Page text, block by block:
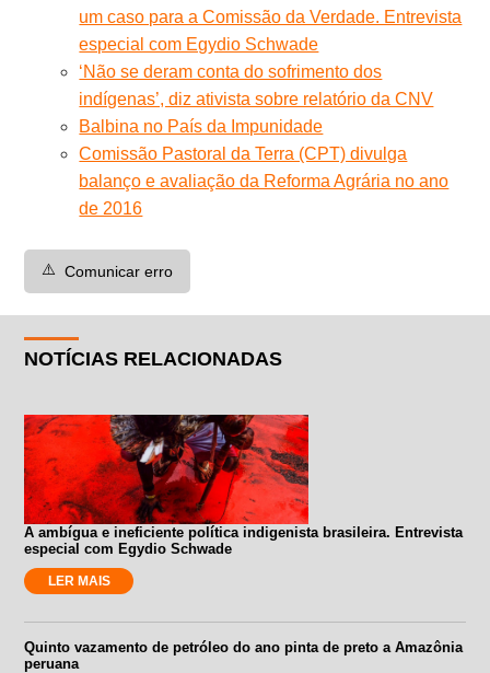
um caso para a Comissão da Verdade. Entrevista
especial com Egydio Schwade
‘Não se deram conta do sofrimento dos
indígenas’, diz ativista sobre relatório da CNV
Balbina no País da Impunidade
Comissão Pastoral da Terra (CPT) divulga
balanço e avaliação da Reforma Agrária no ano
de 2016
⚠️ Comunicar erro
NOTÍCIAS RELACIONADAS
A ambígua e ineficiente política indigenista brasileira. Entrevista
especial com Egydio Schwade
LER MAIS
Quinto vazamento de petróleo do ano pinta de preto a Amazônia
peruana